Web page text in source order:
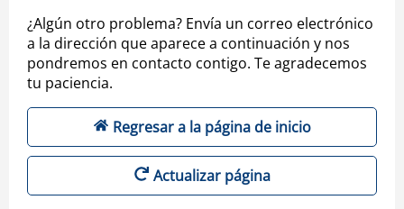
¿Algún otro problema? Envía un correo electrónico
a la dirección que aparece a continuación y nos
pondremos en contacto contigo. Te agradecemos
tu paciencia.
Regresar a la página de inicio
Actualizar página